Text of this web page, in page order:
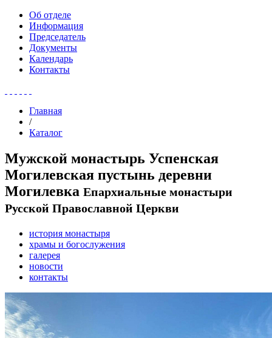
Об отделе
Информация
Председатель
Документы
Календарь
Контакты
Главная
/
Каталог
Мужской монастырь Успенская
Могилевская пустынь деревни
Могилевка Епархиальные монастыри
Русской Православной Церкви
история монастыря
храмы и богослужения
галерея
новости
контакты